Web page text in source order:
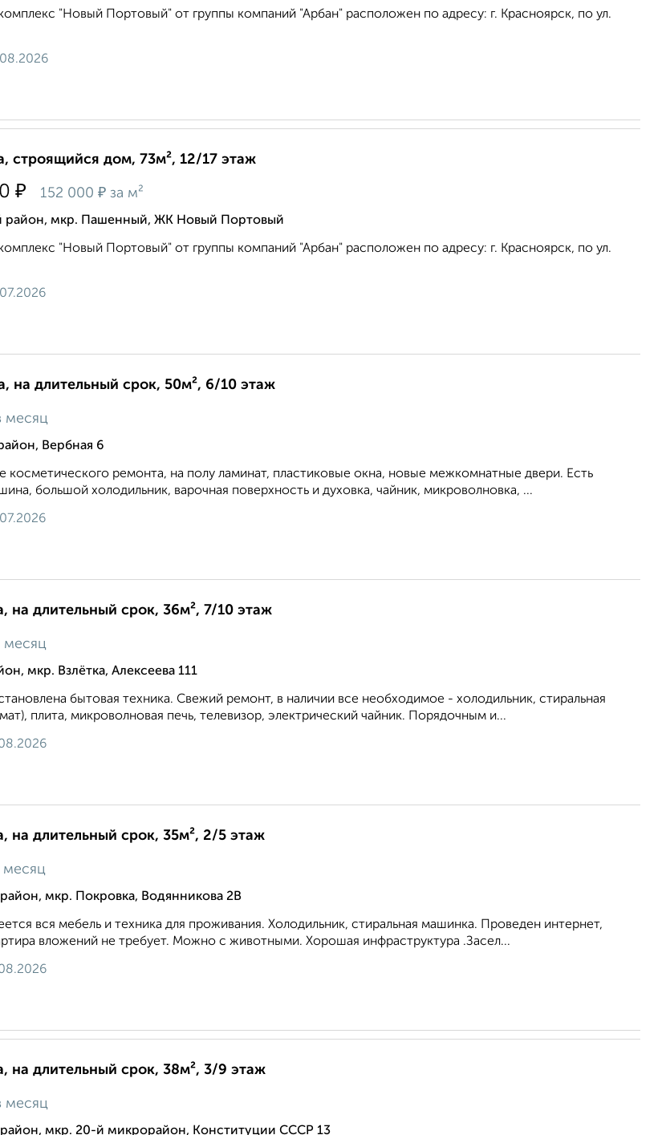
"Новый Портовый" от группы компаний "Арбан" расположен по адресу: г. Красноярск, по ул.
строящийся дом, 73м², 12/17 этаж
₽ 152 000 ₽ за м²
район, мкр. Пашенный, ЖК Новый Портовый
"Новый Портовый" от группы компаний "Арбан" расположен по адресу: г. Красноярск, по ул.
на длительный срок, 50м², 6/10 этаж
месяц
Вербная 6
косметического ремонта, на полу ламинат, пластиковые окна, новые межкомнатные двери. Есть
большой холодильник, варочная поверхность и духовка, чайник, микроволновка, ...
на длительный срок, 36м², 7/10 этаж
месяц
мкр. Взлётка, Алексеева 111
бытовая техника. Свежий ремонт, в наличии все необходимое - холодильник, стиральная
плита, микроволновая печь, телевизор, электрический чайник. Порядочным и...
на длительный срок, 35м², 2/5 этаж
месяц
мкр. Покровка, Водянникова 2В
вся мебель и техника для проживания. Холодильник, стиральная машинка. Проведен интернет,
вложений не требует. Можно с животными. Хорошая инфраструктура .Засел...
на длительный срок, 38м², 3/9 этаж
месяц
мкр. 20-й микрорайон, Конституции СССР 13